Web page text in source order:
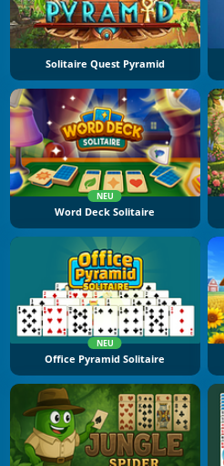
Solitaire Quest Pyramid
NEU
Word Deck Solitaire
NEU
Office Pyramid Solitaire